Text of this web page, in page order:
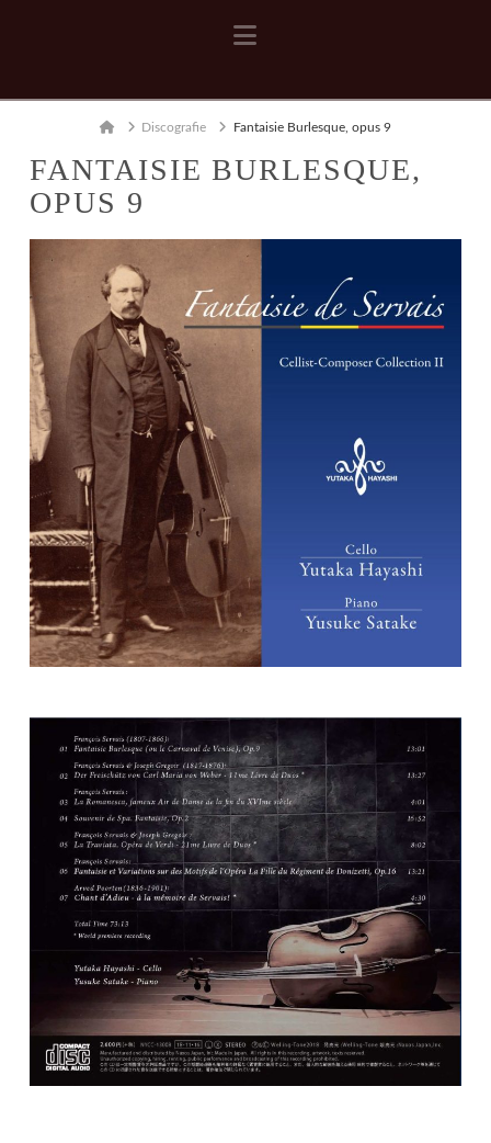
Navigation
HomeDiscografie Fantaisie Burlesque, opus 9
FANTAISIE BURLESQUE,
OPUS 9